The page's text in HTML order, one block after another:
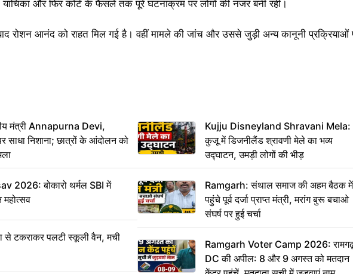
और फिर कोर्ट के फैसले तक पूरे घटनाक्रम पर लोगों की नजर बनी रही।
रोशन आनंद को राहत मिल गई है। वहीं मामले की जांच और उससे जुड़ी अन्य कानूनी प्रक्रियाओं
मंत्री Annapurna Devi,
निशाना; छात्रों के आंदोलन को
2026: बोकारो थर्मल SBI में
महोत्सव
से टकराकर पलटी स्कूली वैन, मची
Kujju Disneyland Shravani Mela:
कुजू में डिजनीलैंड श्रावणी मेले का भव्य
उद्घाटन, उमड़ी लोगों की भीड़
Ramgarh: संथाल समाज की अहम बैठक में
पहुंचे पूर्व दर्जा प्राप्त मंत्री, मरांग बुरू बचाओ
संघर्ष पर हुई चर्चा
Ramgarh Voter Camp 2026:
DC की अपील: 8 और 9 अगस्त को मतदान